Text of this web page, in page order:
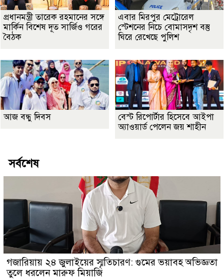
প্রধানমন্ত্রী তারেক রহমানের সঙ্গে
মার্কিন বিশেষ দূত সার্জিও গরের
বৈঠক
এবার মিরপুর মেট্রোরেল
স্টেশনের নিচে বোমাসদৃশ বস্তু
ঘিরে রেখেছে পুলিশ
আজ বন্ধু দিবস
বেস্ট রিপোর্টার হিসেবে আইপা
অ্যাওয়ার্ড পেলেন জয় শাহীন
সর্বশেষ
গজারিয়ায় ২৪ জুলাইয়ের স্মৃতিচারণ: গুমের ভয়াবহ অভিজ্ঞতা
তুলে ধরলেন মারুফ মিয়াজি